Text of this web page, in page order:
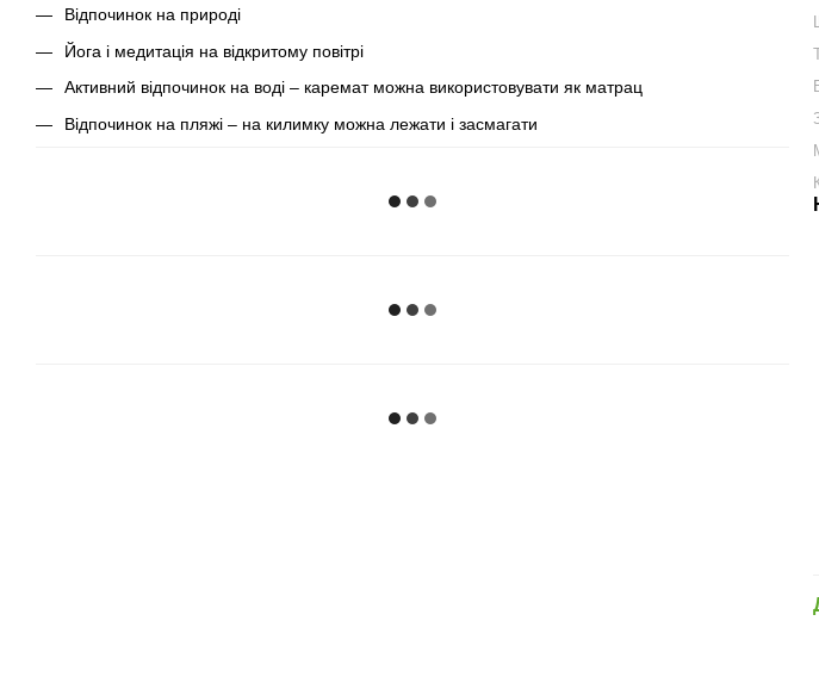
Відпочинок на природі
Йога і медитація на відкритому повітрі
Активний відпочинок на воді – каремат можна використовувати як матрац
Відпочинок на пляжі – на килимку можна лежати і засмагати